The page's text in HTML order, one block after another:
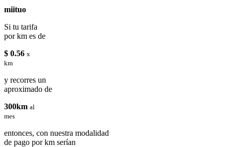
miituo
Si tu tarifa
por km es de
$ 0.56 x
km
y recorres un
aproximado de
300km al
mes
entonces, con nuestra modalidad
de pago por km serían